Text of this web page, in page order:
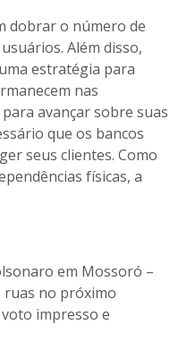
dobrar o número de
Além disso,
estratégia para
nas
avançar sobre suas
que os bancos
seus clientes. Como
físicas, a
em Mossoró –
ruas no próximo
impresso e